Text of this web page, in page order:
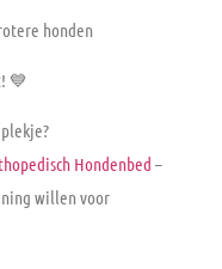
honden
💙
Hondenbed –
willen voor